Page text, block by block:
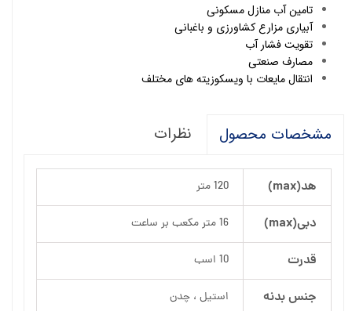
تامین آب منازل مسکونی
آبیاری مزارع کشاورزی و باغبانی
تقویت فشار آب
مصارف صنعتی
انتقال مایعات با ویسکوزیته های مختلف
مشخصات محصول نظرات
هد(max) 120 متر
دبی(max) 16 متر مکعب بر ساعت
قدرت 10 اسب
جنس بدنه استیل ، چدن